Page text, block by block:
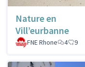
Nature en
Vill’eurbanne
FNE Rhone
4 9